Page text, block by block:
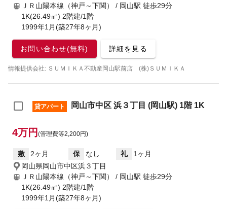
ＪＲ山陽本線（神戸～下関） / 岡山駅 徒歩29分
1K(26.49㎡) 2階建/1階
1999年1月(築27年8ヶ月)
お問い合わせ(無料) 詳細を見る
情報提供会社: ＳＵＭＩＫＡ不動産岡山駅前店 (株)ＳＵＭＩＫＡ
貸アパート 岡山市中区 浜３丁目 (岡山駅) 1階 1K
4万円 (管理費等2,200円)
敷 2ヶ月 保 なし 礼
1ヶ月
岡山県岡山市中区浜３丁目
ＪＲ山陽本線（神戸～下関） / 岡山駅 徒歩29分
1K(26.49㎡) 2階建/1階
1999年1月(築27年8ヶ月)